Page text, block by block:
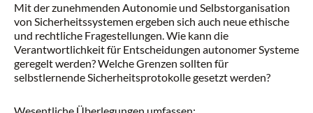
Mit der zunehmenden Autonomie und Selbstorganisation
von Sicherheitssystemen ergeben sich auch neue ethische
und rechtliche Fragestellungen. Wie kann die
Verantwortlichkeit für Entscheidungen autonomer Systeme
geregelt werden? Welche Grenzen sollten für
selbstlernende Sicherheitsprotokolle gesetzt werden?